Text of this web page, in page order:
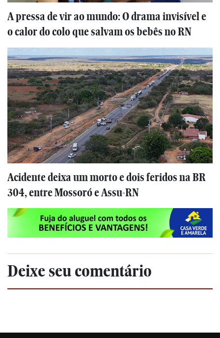
A pressa de vir ao mundo: O drama invisível e
o calor do colo que salvam os bebês no RN
Acidente deixa um morto e dois feridos na BR
304, entre Mossoró e Assu-RN
Deixe seu comentário